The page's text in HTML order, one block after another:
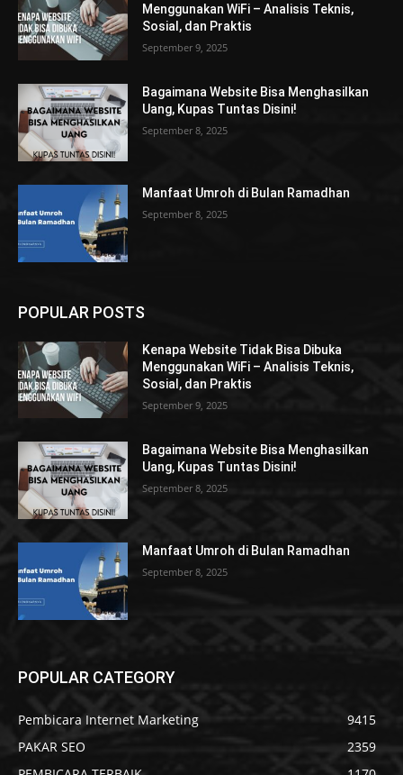
Menggunakan WiFi – Analisis Teknis,
Sosial, dan Praktis
September 9, 2025
Bagaimana Website Bisa Menghasilkan
Uang, Kupas Tuntas Disini!
September 8, 2025
Manfaat Umroh di Bulan Ramadhan
September 8, 2025
POPULAR POSTS
Kenapa Website Tidak Bisa Dibuka
Menggunakan WiFi – Analisis Teknis,
Sosial, dan Praktis
September 9, 2025
Bagaimana Website Bisa Menghasilkan
Uang, Kupas Tuntas Disini!
September 8, 2025
Manfaat Umroh di Bulan Ramadhan
September 8, 2025
POPULAR CATEGORY
Pembicara Internet Marketing
9415
PAKAR SEO
2359